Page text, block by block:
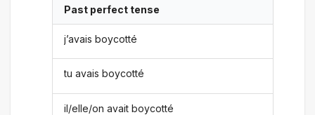
Past perfect tense
j’avais boycotté
tu avais boycotté
il/elle/on avait boycotté